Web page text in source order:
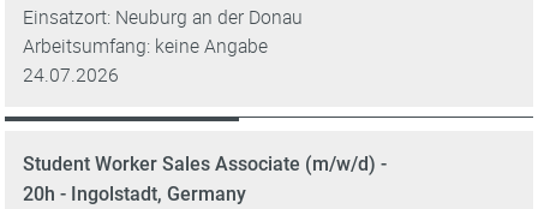
Einsatzort: Neuburg an der Donau
Arbeitsumfang: keine Angabe
24.07.2026
Student Worker Sales Associate (m/w/d) -
20h - Ingolstadt, Germany